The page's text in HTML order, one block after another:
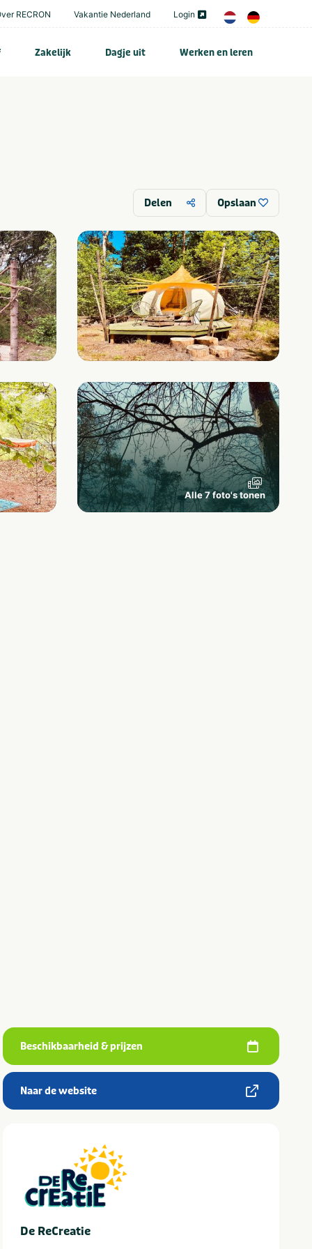
RECRON Vakantie Nederland Login
Zakelijk Dagje uit Werken en leren
Delen Opslaan
Alle 7 foto's tonen
Beschikbaarheid & prijzen
Naar de website
De ReCreatie